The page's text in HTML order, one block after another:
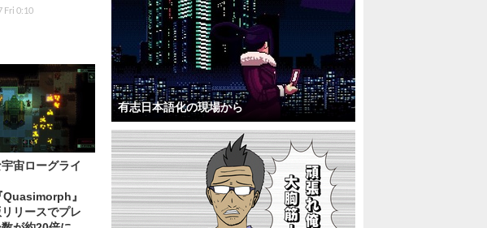
Fri 0:10
宙ローグライ
Quasimorph』
リースでプレ
有志日本語化の現場から